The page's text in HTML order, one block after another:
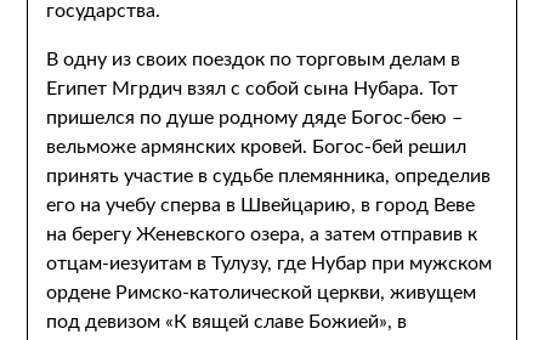
государства.
В одну из своих поездок по торговым делам в
Египет Мгрдич взял с собой сына Нубара. Тот
пришелся по душе родному дяде Богос-бею –
вельможе армянских кровей. Богос-бей решил
принять участие в судьбе племянника, определив
его на учебу сперва в Швейцарию, в город Веве
на берегу Женевского озера, а затем отправив к
отцам-иезуитам в Тулузу, где Нубар при мужском
ордене Римско-католической церкви, живущем
под девизом «К вящей славе Божией», в